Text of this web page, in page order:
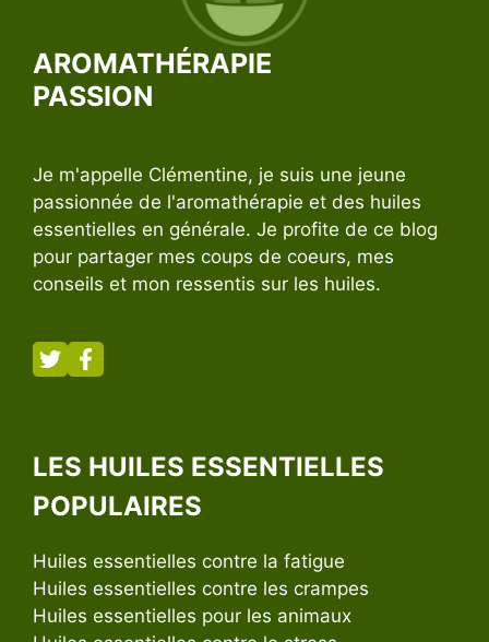
AROMATHÉRAPIE
PASSION
Je m'appelle Clémentine, je suis une jeune
passionnée de l'aromathérapie et des huiles
essentielles en générale. Je profite de ce blog
pour partager mes coups de coeurs, mes
conseils et mon ressentis sur les huiles.
LES HUILES ESSENTIELLES
POPULAIRES
Huiles essentielles contre la fatigue
Huiles essentielles contre les crampes
Huiles essentielles pour les animaux